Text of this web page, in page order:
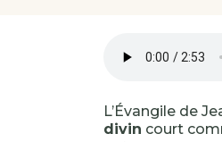
L’Évangile de
divin court